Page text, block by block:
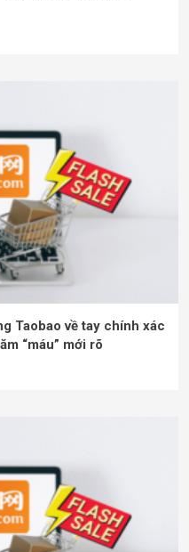
Taobao về tay chính xác
“máu” mới rõ